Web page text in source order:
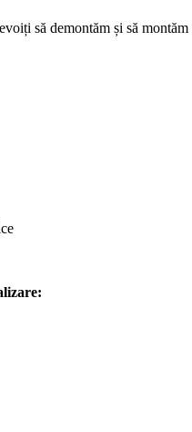
să demontăm și să